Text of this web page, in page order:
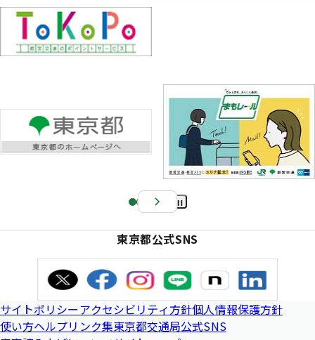
Pa
e
東京都公式SNS
サイトポリシーアクセシビリティ方針個人情報保護方針
使い方ヘルプリンク集東京都交通局公式SNS